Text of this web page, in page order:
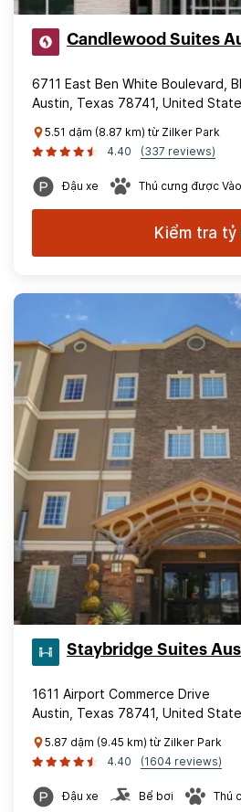
Candlewood Suites
6711 East Ben White Boulevard,
Austin, Texas 78741, United
5.51 dặm (8.87 km) từ Zilker Park
4.40
(337 reviews)
Đậu xe Thú cưng được Vào
Kiểm tra tỷ
Staybridge Suites
1611 Airport Commerce Drive
Austin, Texas 78741, United
5.87 dặm (9.45 km) từ Zilker Park
4.40
(1604 reviews)
Đậu xe Bể bơi Thú